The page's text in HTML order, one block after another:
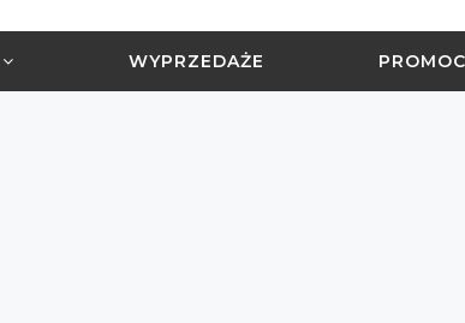
WYPRZEDAŻE